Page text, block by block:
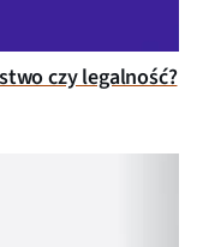
czy legalność?